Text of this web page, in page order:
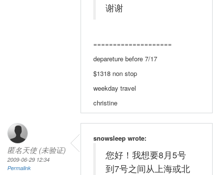
谢谢
====================
depareture before 7/17
$1318 non stop
weekday travel
christine
匿名天使 (未验证)
2009-06-29 12:34
Permalink
snowsleep wrote:
您好！我想要8月5号
到7号之间从上海或北